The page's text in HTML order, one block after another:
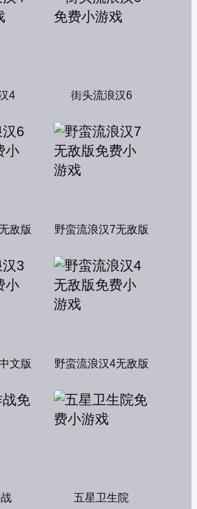
4 街头流浪汉6
敌版 野蛮流浪汉7无敌版
文版 野蛮流浪汉4无敌版
五星卫生院